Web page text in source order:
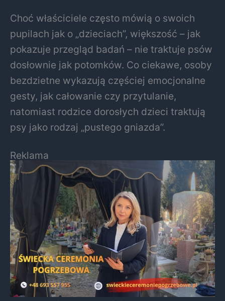
Choć właściciele często mówią o swoich
pupilach jak o „dzieciach”, większość – jak
pokazuje przegląd badań – nie traktuje psów
dosłownie jak potomków. Co ciekawe, osoby
bezdzietne wykazują częściej emocjonalne
gesty, jak całowanie czy przytulanie,
natomiast rodzice dorosłych dzieci traktują
psy jako rodzaj „pustego gniazda”.
Reklama